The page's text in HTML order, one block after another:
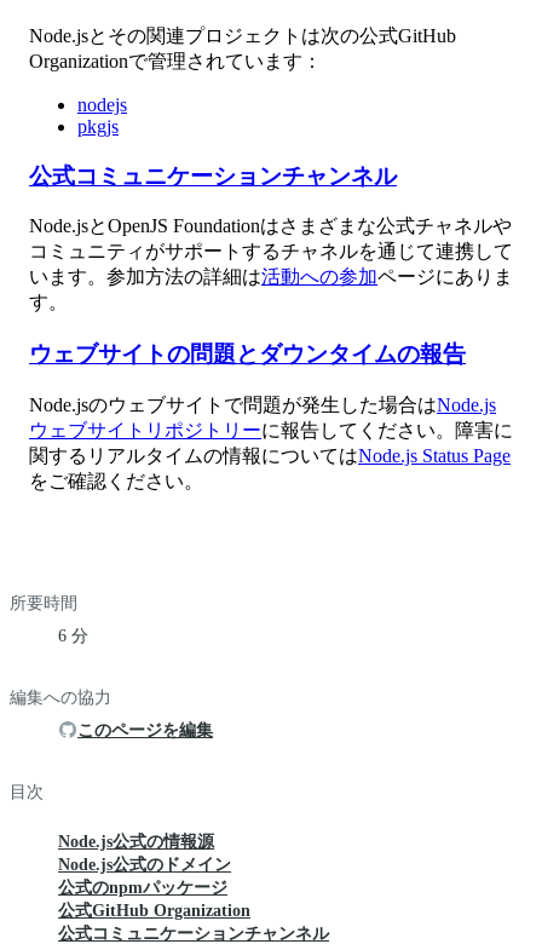
Node.jsとその関連プロジェクトは次の公式GitHub
Organizationで管理されています：
nodejs
pkgjs
公式コミュニケーションチャンネル
Node.jsとOpenJS Foundationはさまざまな公式チャネルや
コミュニティがサポートするチャネルを通じて連携して
います。参加方法の詳細は活動への参加ページにありま
す。
ウェブサイトの問題とダウンタイムの報告
Node.jsのウェブサイトで問題が発生した場合はNode.js
ウェブサイトリポジトリーに報告してください。障害に
関するリアルタイムの情報についてはNode.js Status Page
をご確認ください。
所要時間
6 分
編集への協力
このページを編集
目次
Node.js公式の情報源
Node.js公式のドメイン
公式のnpmパッケージ
公式GitHub Organization
公式コミュニケーションチャンネル